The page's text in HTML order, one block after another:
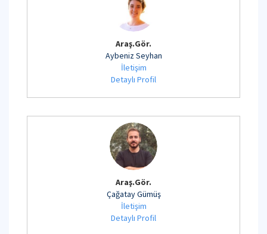
Araş.Gör.
Aybeniz Seyhan
İletişim
Detaylı Profil
Araş.Gör.
Çağatay Gümüş
İletişim
Detaylı Profil